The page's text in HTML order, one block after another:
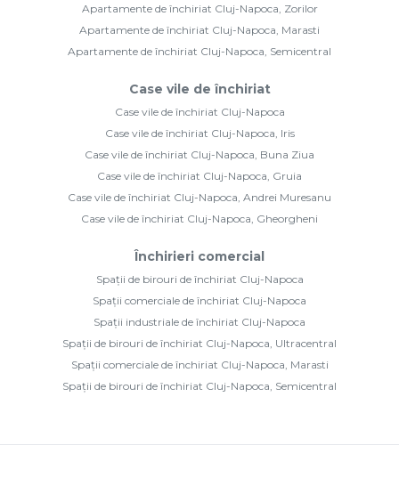
Apartamente de închiriat Cluj-Napoca, Zorilor
Apartamente de închiriat Cluj-Napoca, Marasti
Apartamente de închiriat Cluj-Napoca, Semicentral
Case vile de închiriat
Case vile de închiriat Cluj-Napoca
Case vile de închiriat Cluj-Napoca, Iris
Case vile de închiriat Cluj-Napoca, Buna Ziua
Case vile de închiriat Cluj-Napoca, Gruia
Case vile de închiriat Cluj-Napoca, Andrei Muresanu
Case vile de închiriat Cluj-Napoca, Gheorgheni
Închirieri comercial
Spații de birouri de închiriat Cluj-Napoca
Spații comerciale de închiriat Cluj-Napoca
Spații industriale de închiriat Cluj-Napoca
Spații de birouri de închiriat Cluj-Napoca, Ultracentral
Spații comerciale de închiriat Cluj-Napoca, Marasti
Spații de birouri de închiriat Cluj-Napoca, Semicentral